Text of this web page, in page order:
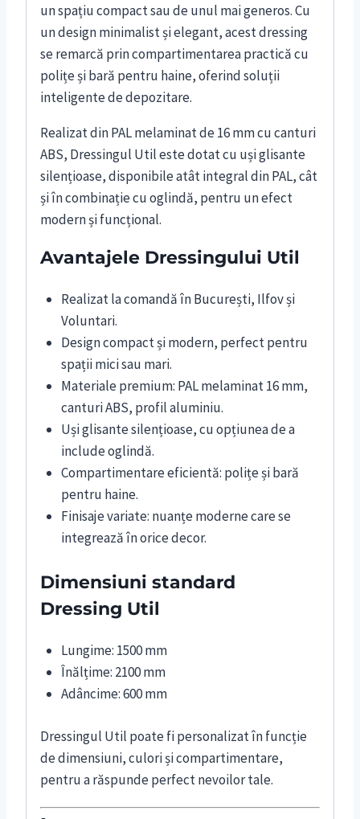
un spațiu compact sau de unul mai generos. Cu
un design minimalist și elegant, acest dressing
se remarcă prin compartimentarea practică cu
polițe și bară pentru haine, oferind soluții
inteligente de depozitare.
Realizat din PAL melaminat de 16 mm cu canturi
ABS, Dressingul Util este dotat cu uși glisante
silențioase, disponibile atât integral din PAL, cât
și în combinație cu oglindă, pentru un efect
modern și funcțional.
Avantajele Dressingului Util
Realizat la comandă în București, Ilfov și
Voluntari.
Design compact și modern, perfect pentru
spații mici sau mari.
Materiale premium: PAL melaminat 16 mm,
canturi ABS, profil aluminiu.
Uși glisante silențioase, cu opțiunea de a
include oglindă.
Compartimentare eficientă: polițe și bară
pentru haine.
Finisaje variate: nuanțe moderne care se
integrează în orice decor.
Dimensiuni standard
Dressing Util
Lungime: 1500 mm
Înălțime: 2100 mm
Adâncime: 600 mm
Dressingul Util poate fi personalizat în funcție
de dimensiuni, culori și compartimentare,
pentru a răspunde perfect nevoilor tale.